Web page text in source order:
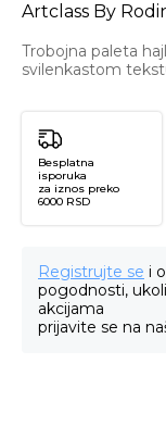
Artclass By
Trobojna paleta
svilenkastom
Besplatna
isporuka
za iznos preko
6000 RSD
Registrujte se i
pogodnosti,
akcijama
prijavite se na